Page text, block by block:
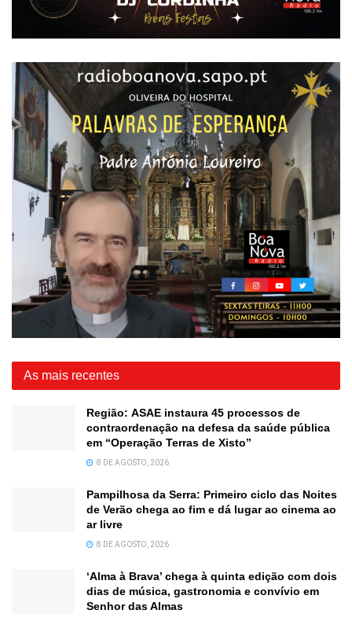
As mais recentes
Região: ASAE instaura 45 processos de
contraordenação na defesa da saúde pública
em “Operação Terras de Xisto”
8 DE AGOSTO, 2026
Pampilhosa da Serra: Primeiro ciclo das Noites
de Verão chega ao fim e dá lugar ao cinema ao
ar livre
8 DE AGOSTO, 2026
‘Alma à Brava’ chega à quinta edição com dois
dias de música, gastronomia e convívio em
Senhor das Almas